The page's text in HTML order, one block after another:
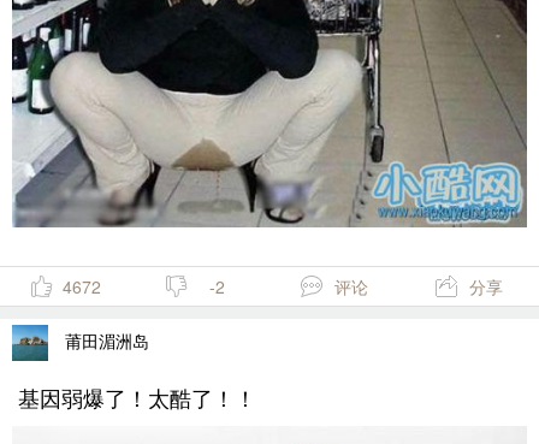
4672 -2 评论 分享
莆田湄洲岛
基因弱爆了！太酷了！！